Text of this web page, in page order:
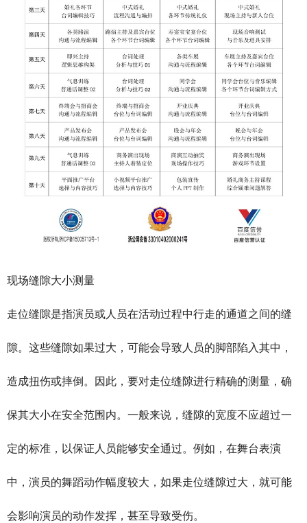
现场缝隙大小测量
走位缝隙是指演员或人员在活动过程中行走的通道之间的缝
隙。这些缝隙如果过大，可能会导致人员的脚部陷入其中，
造成扭伤或摔倒。因此，要对走位缝隙进行精确的测量，确
保其大小在安全范围内。一般来说，缝隙的宽度不应超过一
定的标准，以保证人员能够安全通过。例如，在舞台表演
中，演员的舞蹈动作幅度较大，如果走位缝隙过大，就可能
会影响演员的动作发挥，甚至导致受伤。